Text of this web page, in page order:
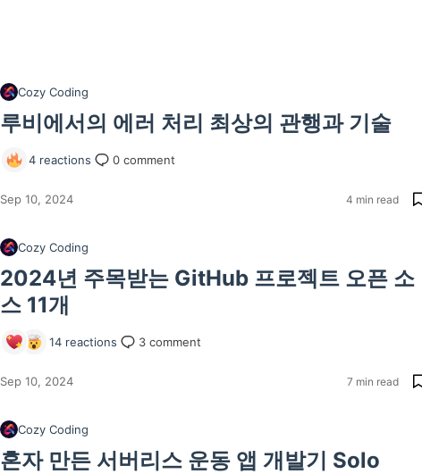
Cozy Coding
루비에서의 에러 처리 최상의 관행과 기술
4 reactions 0 comment
Sep 10, 2024 4 min read
Cozy Coding
2024년 주목받는 GitHub 프로젝트 오픈 소
스 11개
14reactions 3comment
Sep 10, 2024 7 min read
Cozy Coding
혼자 만든 서버리스 운동 앱 개발기 Solo